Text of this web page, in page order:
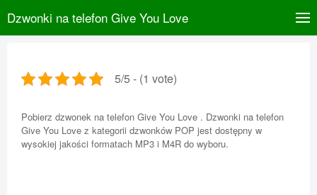
Dzwonki na telefon Give You Love
5/5 - (1 vote)
Pobierz dzwonek na telefon Give You Love . Dzwonki na telefon
Give You Love z kategorii dzwonków POP jest dostępny w
wysokiej jakości formatach MP3 i M4R do wyboru.